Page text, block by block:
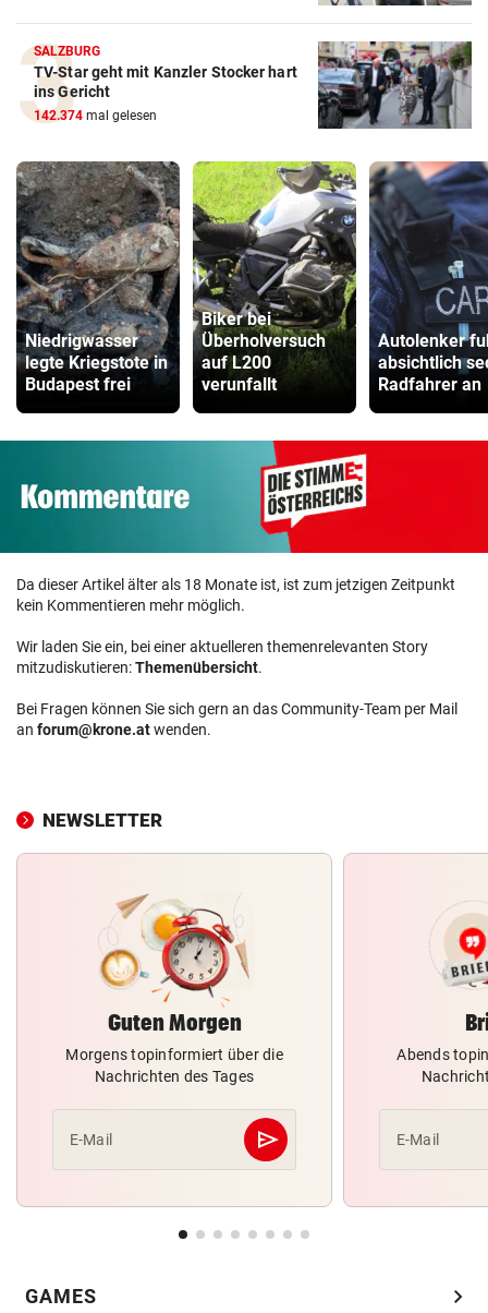
SALZBURG
TV-Star geht mit Kanzler Stocker hart
ins Gericht
142.374 mal gelesen
Niedrigwasser
legte Kriegstote in
Budapest frei
Biker bei
Überholversuch
auf L200
verunfallt
Autolenker
absichtlich
Radfahrer an
Da dieser Artikel älter als 18 Monate ist, ist zum jetzigen Zeitpunkt
kein Kommentieren mehr möglich.
Wir laden Sie ein, bei einer aktuelleren themenrelevanten Story
mitzudiskutieren:Themenübersicht.
Bei Fragen können Sie sich gern an das Community-Team per Mail
an forum@krone.atwenden.
NEWSLETTER
Guten Morgen
Morgens topinformiert über die
Nachrichten des Tages
E-Mail send
Abschicken
Abends
E-Mail
GAMES chevron_right